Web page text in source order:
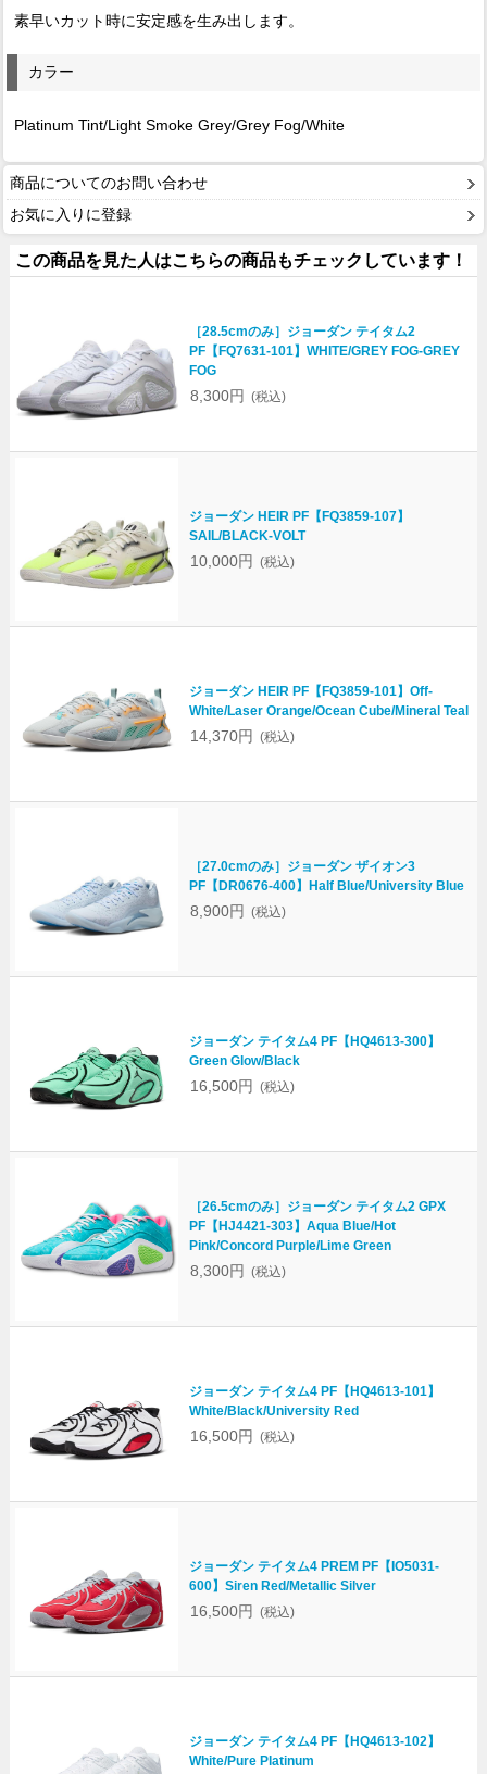
素早いカット時に安定感を生み出します。
カラー
Platinum Tint/Light Smoke Grey/Grey Fog/White
商品についてのお問い合わせ
お気に入りに登録
この商品を見た人はこちらの商品もチェックしています！
［28.5cmのみ］ジョーダン テイタム2
PF【FQ7631-101】WHITE/GREY FOG-GREY
FOG
8,300円 (税込)
ジョーダン HEIR PF【FQ3859-107】
SAIL/BLACK-VOLT
10,000円 (税込)
ジョーダン HEIR PF【FQ3859-101】Off-
White/Laser Orange/Ocean Cube/Mineral Teal
14,370円 (税込)
［27.0cmのみ］ジョーダン ザイオン3
PF【DR0676-400】Half Blue/University Blue
8,900円 (税込)
ジョーダン テイタム4 PF【HQ4613-300】
Green Glow/Black
16,500円 (税込)
［26.5cmのみ］ジョーダン テイタム2 GPX
PF【HJ4421-303】Aqua Blue/Hot
Pink/Concord Purple/Lime Green
8,300円 (税込)
ジョーダン テイタム4 PF【HQ4613-101】
White/Black/University Red
16,500円 (税込)
ジョーダン テイタム4 PREM PF【IO5031-
600】Siren Red/Metallic Silver
16,500円 (税込)
ジョーダン テイタム4 PF【HQ4613-102】
White/Pure Platinum